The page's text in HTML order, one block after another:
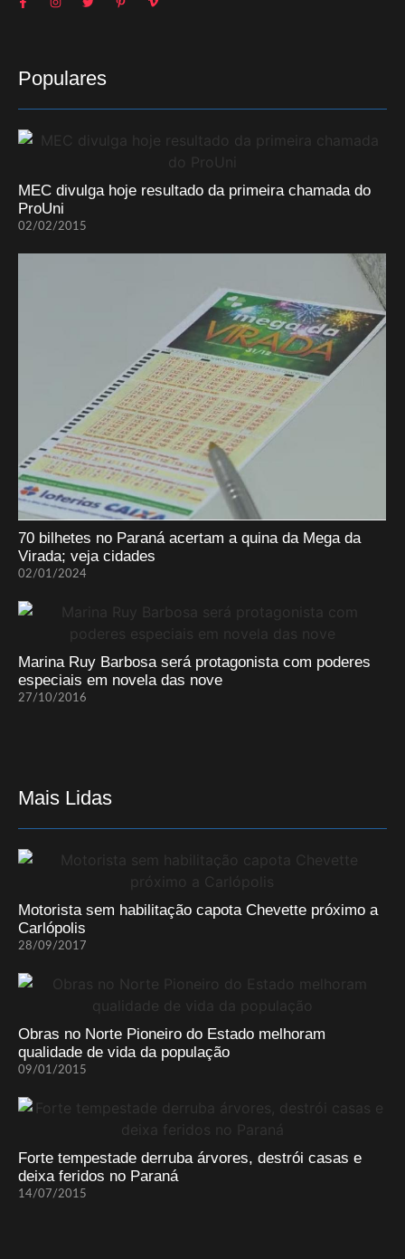
Populares
MEC divulga hoje resultado da primeira chamada do
ProUni
02/02/2015
70 bilhetes no Paraná acertam a quina da Mega da
Virada; veja cidades
02/01/2024
Marina Ruy Barbosa será protagonista com poderes
especiais em novela das nove
27/10/2016
Mais Lidas
Motorista sem habilitação capota Chevette próximo a
Carlópolis
28/09/2017
Obras no Norte Pioneiro do Estado melhoram
qualidade de vida da população
09/01/2015
Forte tempestade derruba árvores, destrói casas e
deixa feridos no Paraná
14/07/2015